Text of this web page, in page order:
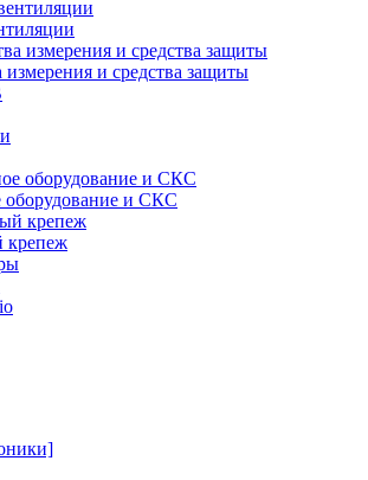
и средства защиты
оборудование и СКС
крепеж